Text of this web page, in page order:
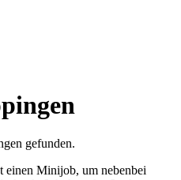
gefunden.
einen Minijob, um nebenbei